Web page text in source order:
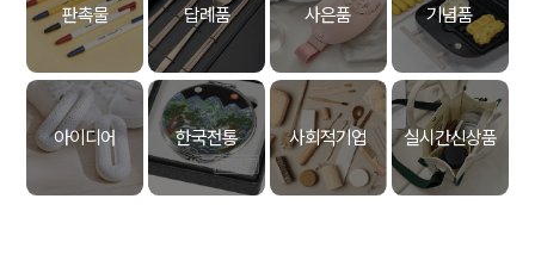
판촉물 답례품 사은품 기념품
아이디어 한국전통 사회적기업 실시간신상품